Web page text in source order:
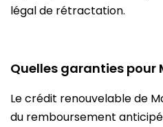
légal de rétractation.
Quelles garanties pour
Le crédit renouvelable de
du remboursement